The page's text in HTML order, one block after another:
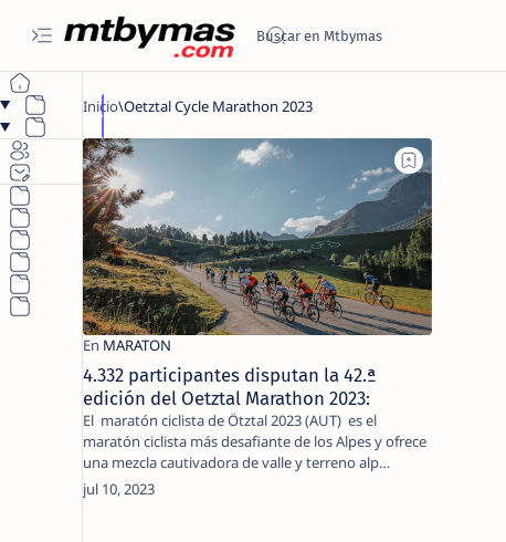
4.332 participantes disputan la 42.ª
edición del Oetztal Marathon 2023:
El maratón ciclista de Ötztal 2023 (AUT) es el
maratón ciclista más desafiante de los Alpes y ofrece
una mezcla cautivadora de valle y terreno alp…